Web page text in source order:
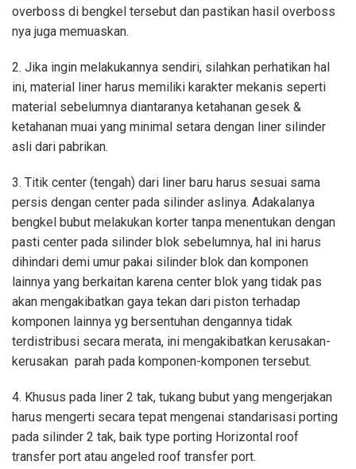
overboss di bengkel tersebut dan pastikan hasil overboss
nya juga memuaskan.
2. Jika ingin melakukannya sendiri, silahkan perhatikan hal
ini, material liner harus memiliki karakter mekanis seperti
material sebelumnya diantaranya ketahanan gesek &
ketahanan muai yang minimal setara dengan liner silinder
asli dari pabrikan.
3. Titik center (tengah) dari liner baru harus sesuai sama
persis dengan center pada silinder aslinya. Adakalanya
bengkel bubut melakukan korter tanpa menentukan dengan
pasti center pada silinder blok sebelumnya, hal ini harus
dihindari demi umur pakai silinder blok dan komponen
lainnya yang berkaitan karena center blok yang tidak pas
akan mengakibatkan gaya tekan dari piston terhadap
komponen lainnya yg bersentuhan dengannya tidak
terdistribusi secara merata, ini mengakibatkan kerusakan-
kerusakan parah pada komponen-komponen tersebut.
4. Khusus pada liner 2 tak, tukang bubut yang mengerjakan
harus mengerti secara tepat mengenai standarisasi porting
pada silinder 2 tak, baik type porting Horizontal roof
transfer port atau angeled roof transfer port.